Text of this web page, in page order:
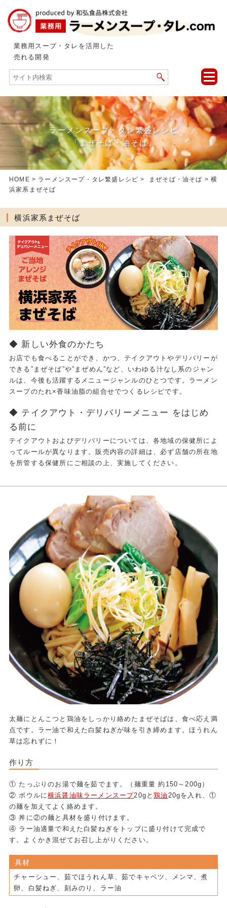
業務用スープ・タレを活用した
売れる開発
toggle
ラーメンスープ・タレ繁盛レシピ
「まぜそば・油そば」
HOME > ラーメンスープ・タレ繁盛レシピ > まぜそば・油そば > 横
浜家系まぜそば
横浜家系まぜそば
◆ 新しい外食のかたち
お店でも食べることができ、かつ、テイクアウトやデリバリーが
できる”まぜそば”や”まぜめん”など、いわゆる汁なし系のジャン
ルは、今後も活躍するメニュージャンルのひとつです。ラーメン
スープのたれ×香味油脂の組合せでつくるレシピです。
◆ テイクアウト・デリバリーメニュー をはじめ
る前に
テイクアウトおよびデリバリーについては、各地域の保健所によ
ってルールが異なります。販売内容の詳細は、必ず店舗の所在地
を所管する保健所にご相談の上、実施してください。
太麺にとんこつと鶏油をしっかり絡めたまぜそばは、食べ応え満
点です。ラー油で和えた白髪ねぎが味を引き締めます。ほうれん
草は忘れずに！
作り方
① たっぷりのお湯で麺を茹でます。（麺重量 約150～200g）
② ボウルに横浜醤油味ラーメンスープ20gと鶏油 20gを入れ、①
の麺を加えてよく絡めます。
③ 丼に②の麺と具材を盛り付けます。
④ ラー油適量で和えた白髪ねぎをトップに盛り付けて完成で
す。よくかき混ぜてお召し上がりください。
具材
チャーシュー、茹でほうれん草、茹でキャベツ、メンマ、煮
卵、白髪ねぎ、刻みのり、ラー油